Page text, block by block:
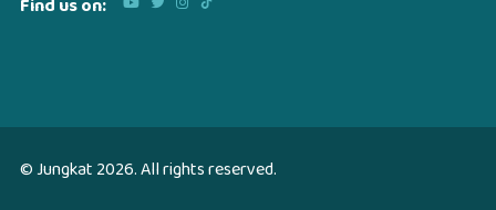
Find us on:
© Jungkat2026. All rights reserved.